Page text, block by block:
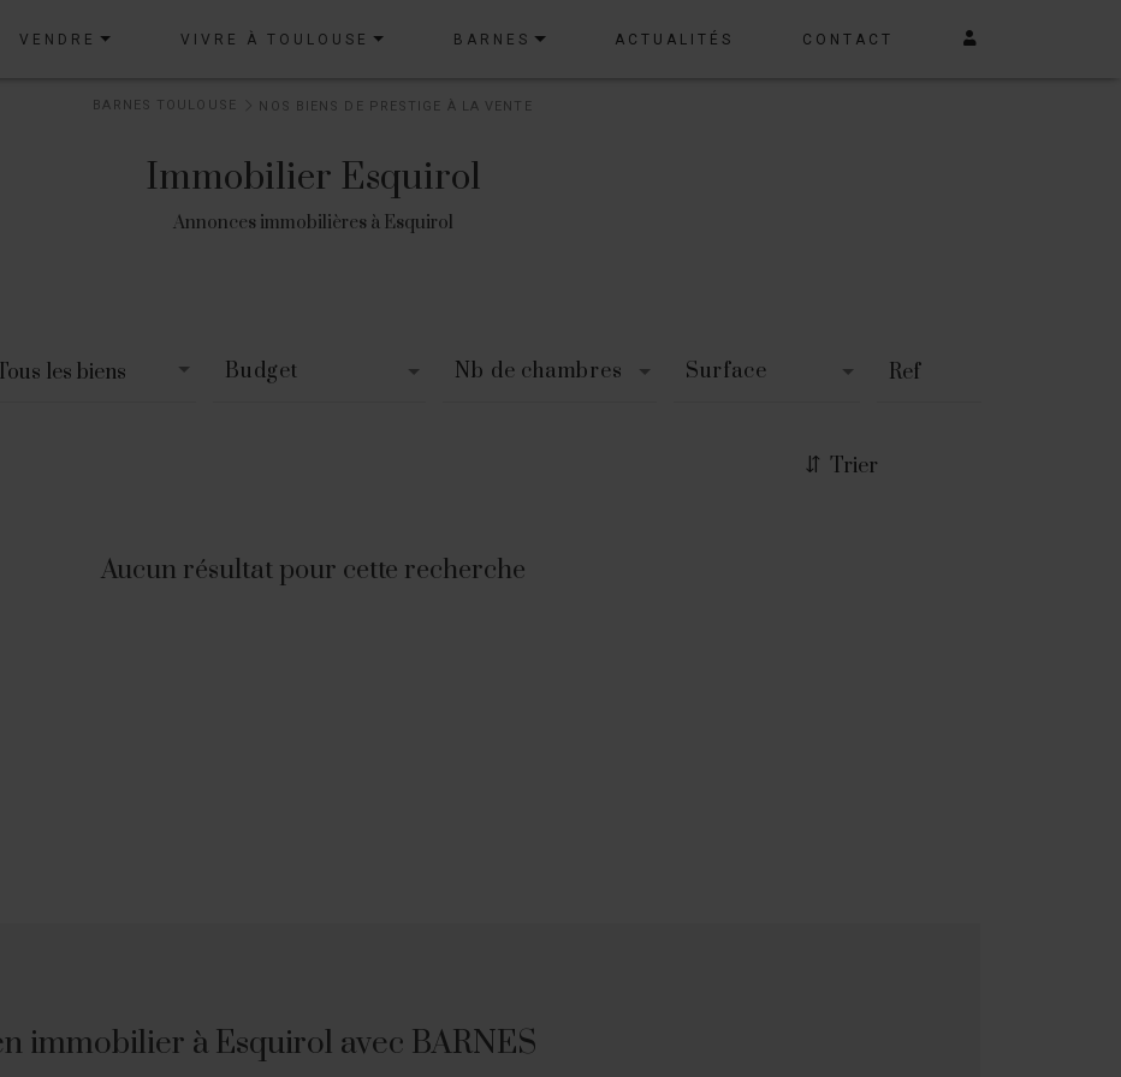
VENDRE VIVRE À TOULOUSE BARNES ACTUALITÉS CONTACT
BARNES TOULOUSE NOS BIENS DE PRESTIGE À LA VENTE
Immobilier Esquirol
Annonces immobilières à Esquirol
les biens Budget Nb de chambres Surface
Trier
Aucun résultat pour cette recherche
immobilier à Esquirol avec BARNES